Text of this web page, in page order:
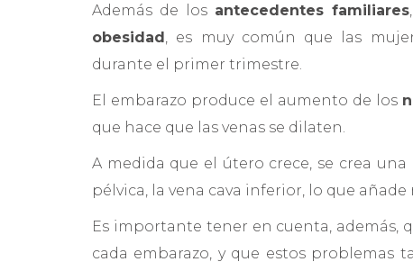
Además de los antecedentes familiares,
obesidad, es
muy común que las
durante el primer trimestre.
El embarazo produce el aumento de los
que hace que las venas se dilaten.
A medida que el útero crece, se crea
pélvica, la vena cava inferior, lo que
Es importante tener en cuenta, además,
cada embarazo, y que estos problemas